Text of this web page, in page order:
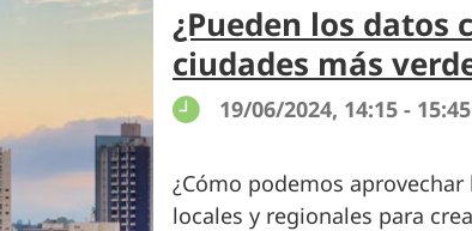
¿Pueden los datos
ciudades más
19/06/2024, 14:15 - 15:45
¿Cómo podemos
locales y regionales para